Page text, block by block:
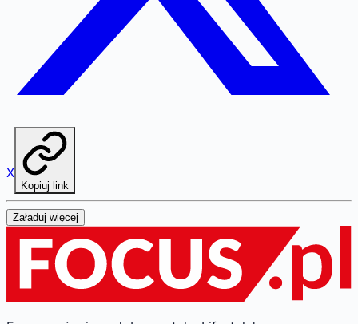
X
Kopiuj link
Załaduj więcej